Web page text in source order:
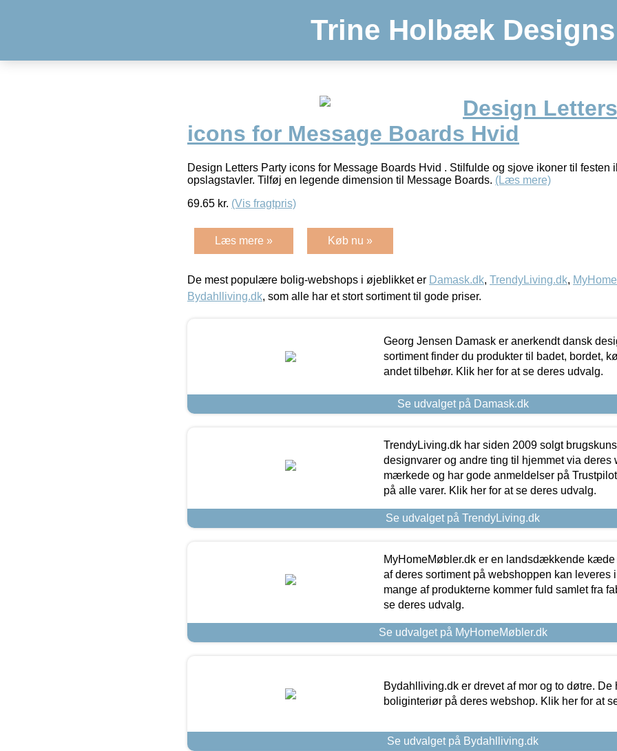
Trine Holbæk Designs
Design
icons for Message Boards Hvid
Design Letters Party icons for Message Boards Hvid . Stilfulde og sjove ikoner til festen
opslagstavler. Tilføj en legende dimension til Message Boards. (Læs mere)
69.65 kr. (Vis fragtpris)
Læs mere » Køb nu »
De mest populære bolig-webshops i øjeblikket er Damask.dk, TrendyLiving.dk,
Bydahlliving.dk, som alle har et stort sortiment til gode priser.
Georg Jensen Damask er anerkendt dansk
sortiment finder du produkter til badet, bordet,
andet tilbehør. Klik her for at se deres udvalg.
Se udvalget på Damask.dk
TrendyLiving.dk har siden 2009 solgt
designvarer og andre ting til hjemmet via deres
mærkede og har gode anmeldelser på
på alle varer. Klik her for at se deres udvalg.
Se udvalget på TrendyLiving.dk
MyHomeMøbler.dk er en landsdækkende kæde
af deres sortiment på webshoppen kan leveres
mange af produkterne kommer fuld samlet fra
se deres udvalg.
Se udvalget på MyHomeMøbler.dk
Bydahlliving.dk er drevet af mor og to døtre. De
boliginteriør på deres webshop. Klik her for at
Se udvalget på Bydahlliving.dk